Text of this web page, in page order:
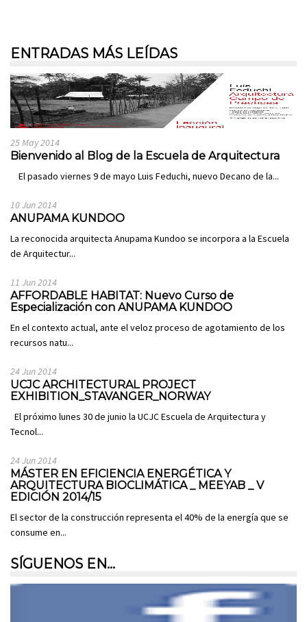
ENTRADAS MÁS LEÍDAS
25 May 2014
Bienvenido al Blog de la Escuela de Arquitectura
El pasado viernes 9 de mayo Luis Feduchi, nuevo Decano de la...
10 Jun 2014
ANUPAMA KUNDOO
La reconocida arquitecta Anupama Kundoo se incorpora a la Escuela
de Arquitectur...
11 Jun 2014
AFFORDABLE HABITAT: Nuevo Curso de
Especialización con ANUPAMA KUNDOO
En el contexto actual, ante el veloz proceso de agotamiento de los
recursos natu...
24 Jun 2014
UCJC ARCHITECTURAL PROJECT
EXHIBITION_STAVANGER_NORWAY
El próximo lunes 30 de junio la UCJC Escuela de Arquitectura y
Tecnol...
24 Jun 2014
MÁSTER EN EFICIENCIA ENERGÉTICA Y
ARQUITECTURA BIOCLIMÁTICA _ MEEYAB _ V
EDICIÓN 2014/15
El sector de la construcción representa el 40% de la energía que se
consume en...
SÍGUENOS EN…